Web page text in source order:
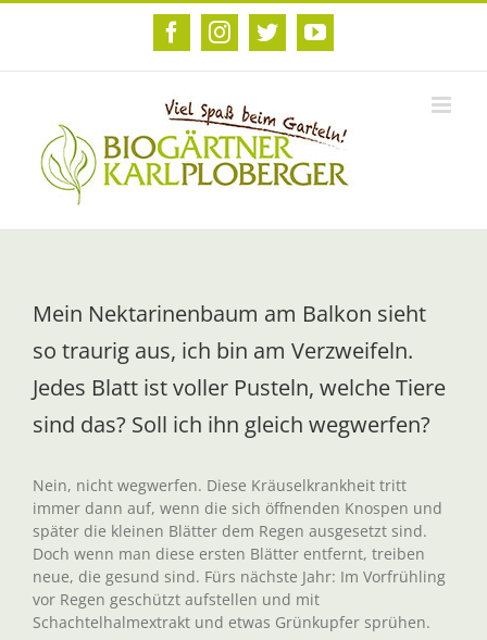
Zum
FacebookInstagram
TwitterYouTube
Mein Nektarinenbaum am Balkon sieht
so traurig aus, ich bin am Verzweifeln.
Jedes Blatt ist voller Pusteln, welche Tiere
sind das? Soll ich ihn gleich wegwerfen?
Nein, nicht wegwerfen. Diese Kräuselkrankheit tritt
immer dann auf, wenn die sich öffnenden Knospen und
später die kleinen Blätter dem Regen ausgesetzt sind.
Doch wenn man diese ersten Blätter entfernt, treiben
neue, die gesund sind. Fürs nächste Jahr: Im Vorfrühling
vor Regen geschützt aufstellen und mit
Schachtelhalmextrakt und etwas Grünkupfer sprühen.